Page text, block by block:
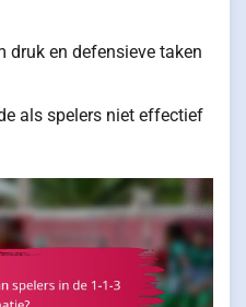
druk en defensieve taken
als spelers niet effectief